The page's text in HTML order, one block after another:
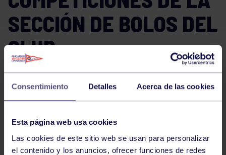
Consentimiento Detalles Acerca de las cookies
Esta página web usa cookies
Las cookies de este sitio web se usan para personalizar
el contenido y los anuncios, ofrecer funciones de redes
SECCIÓN DE BOLOS DEL
CLUB
La sección de bolos del club tiene unasemana
intensa de competición y tiradas de clasificación,
el domingo 1 de marzo.